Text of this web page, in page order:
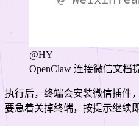
@HY
OpenClaw 连接微信文档
执行后，终端会安装微信插件
要急着关掉终端，按提示继续